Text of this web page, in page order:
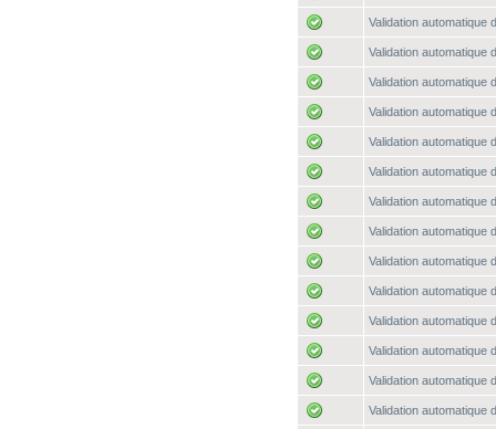
Validation automatique
Validation automatique
Validation automatique
Validation automatique
Validation automatique
Validation automatique
Validation automatique
Validation automatique
Validation automatique
Validation automatique
Validation automatique
Validation automatique
Validation automatique
Validation automatique